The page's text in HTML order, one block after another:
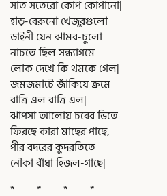
সাত সতেরো কোপ কোপানো|
হাড়-বেরুনো খেজুরগুলো
ডাইনী যেন ঝামর-চুলো
নাচতে ছিল সন্ধ্যাগমে
লোক দেখে কি থমকে গেল|
জমজমাটে জাঁকিয়ে ক্রমে
রাত্রি এল রাত্রি এল|
ঝাপসা আলোয় চরের ভিতে
ফিরছে কারা মাছের পাছে,
পীর বদরের কুদরতিতে
নৌকা বাঁধা হিজল-গাছে|
* * * *